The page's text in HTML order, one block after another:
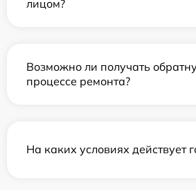
лицом?
Возможно ли получать
процессе ремонта?
На каких условиях действует